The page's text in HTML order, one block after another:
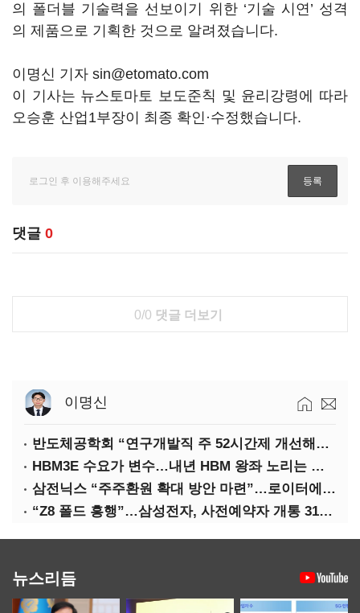
의 폴더블 기술력을 선보이기 위한 ‘기술 시연’ 성격
의 제품으로 기획한 것으로 알려졌습니다.
이명신 기자 sin@etomato.com
이 기사는 뉴스토마토 보도준칙 및 윤리강령에 따라
오승훈 산업1부장이 최종 확인·수정했습니다.
댓글 0
0/0 댓글 더보기
이명신
반도체공학회 “연구개발직 주 52시간제 개선해야”
HBM3E 수요가 변수…내년 HBM 왕좌 노리는 삼성
삼전닉스 “주주환원 확대 방안 마련”…로이터에 성명 보내
“Z8 폴드 흥행”…삼성전자, 사전예약자 개통 31일까지 연장
뉴스리듬